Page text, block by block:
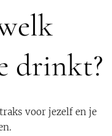
drinkt?
voor jezelf en je